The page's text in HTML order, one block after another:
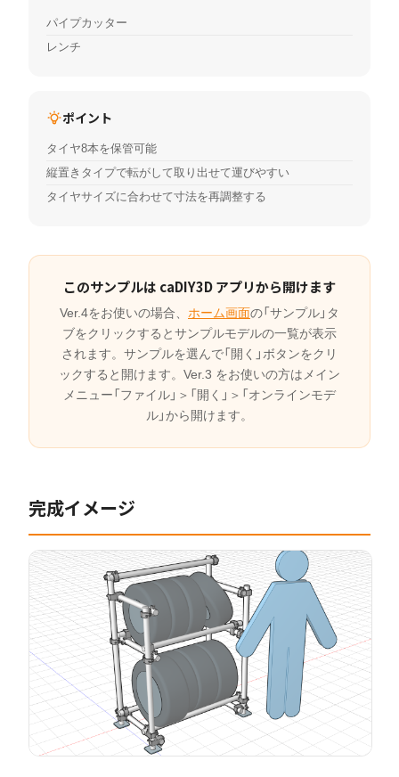
パイプカッター
レンチ
ポイント
タイヤ8本を保管可能
縦置きタイプで転がして取り出せて運びやすい
タイヤサイズに合わせて寸法を再調整する
このサンプルは caDIY3D アプリから開けます
Ver.4をお使いの場合、 ホーム画面の「サンプル」タ
ブをクリックするとサンプルモデルの一覧が表示
されます。サンプルを選んで「開く」ボタンをクリ
ックすると開けます。Ver.3 をお使いの方はメイン
メニュー「ファイル」＞「開く」＞「オンラインモデ
ル」から開けます。
完成イメージ